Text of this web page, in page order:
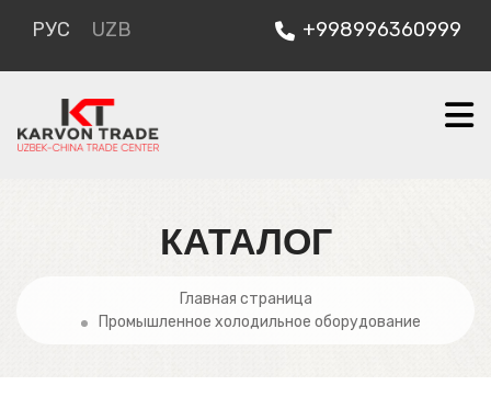
РУС UZB +998996360999
КАТАЛОГ
Главная страница
Промышленное холодильное оборудование